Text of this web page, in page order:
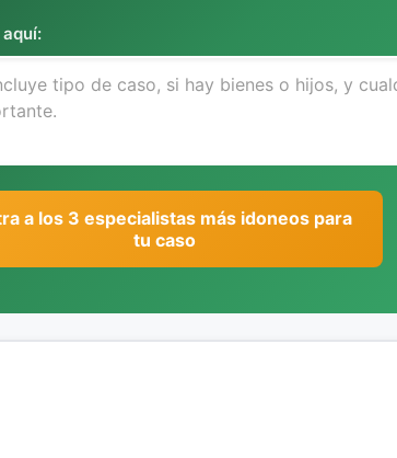
a los 3 especialistas más idoneos para
tu caso